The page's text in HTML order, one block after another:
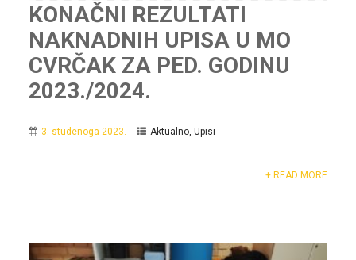
KONAČNI REZULTATI
NAKNADNIH UPISA U MO
CVRČAK ZA PED. GODINU
2023./2024.
3. studenoga 2023. Aktualno, Upisi
+ READ MORE